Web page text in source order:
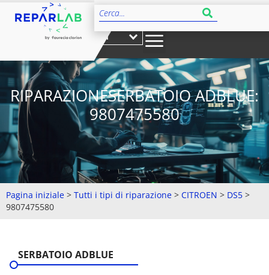
IT
RIPARAZIONESERBATOIO ADBLUE:
9807475580
Pagina iniziale > Tutti i tipi di riparazione > CITROEN > DS5 >
9807475580
SERBATOIO ADBLUE